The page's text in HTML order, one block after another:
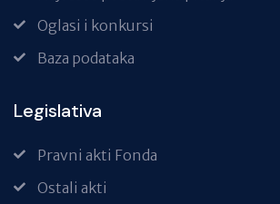
Oglasi i konkursi
Baza podataka
Legislativa
Pravni akti Fonda
Ostali akti